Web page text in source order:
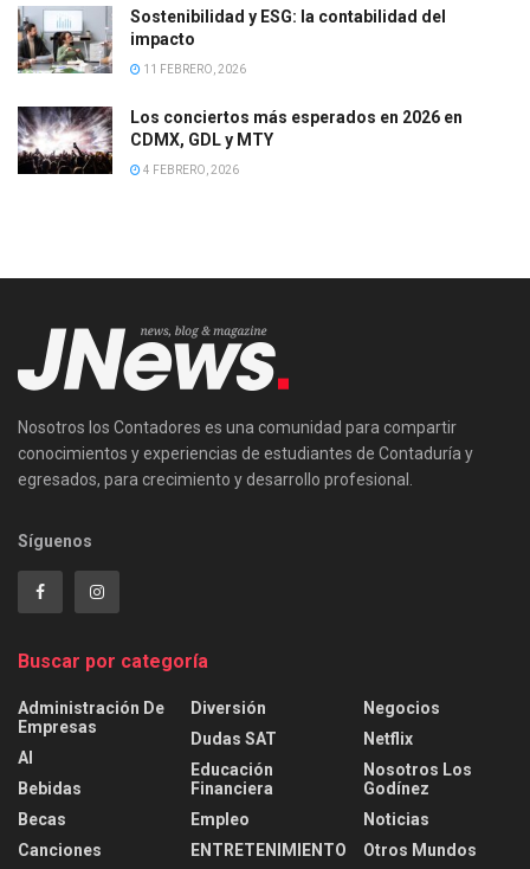
Sostenibilidad y ESG: la contabilidad del
impacto
11 FEBRERO, 2026
Los conciertos más esperados en 2026 en
CDMX, GDL y MTY
4 FEBRERO, 2026
Nosotros los Contadores es una comunidad para compartir
conocimientos y experiencias de estudiantes de Contaduría y
egresados, para crecimiento y desarrollo profesional.
Síguenos
Buscar por categoría
Administración De
Empresas
AI
Bebidas
Becas
Canciones
Diversión
Dudas SAT
Educación
Financiera
Empleo
ENTRETENIMIENTO
Negocios
Netflix
Nosotros Los
Godínez
Noticias
Otros Mundos